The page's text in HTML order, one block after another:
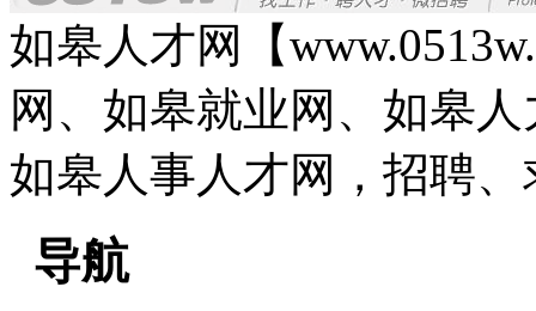
如皋人才网【
网、如皋就业网、如皋
如皋人事人才网，招聘
导航